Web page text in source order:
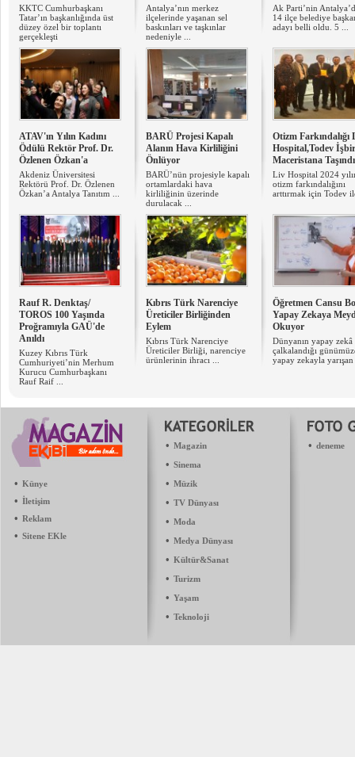
KKTC Cumhurbaşkanı
Tatar’ın başkanlığında üst
düzey özel bir toplantı
gerçekleşti
Antalya’nın merkez
ilçelerinde yaşanan sel
baskınları ve taşkınlar
nedeniyle ...
Ak Parti’nin
14 ilçe belediye
adayı belli oldu. 5 ...
ATAV'ın Yılın Kadını
Ödülü Rektör Prof. Dr.
Özlenen Özkan'a
Akdeniz Üniversitesi
Rektörü Prof. Dr. Özlenen
Özkan’a Antalya Tanıtım ...
BARÜ Projesi Kapalı
Alanın Hava Kirliliğini
Önlüyor
BARÜ’nün projesiyle kapalı
ortamlardaki hava
kirliliğinin üzerinde
durulacak ...
Otizm Farkındalığı
Hospital,Todev
Maceristana Taşındı
Liv Hospital 2024
otizm farkındalığını
arttırmak için Todev
Rauf R. Denktaş/
TOROS 100 Yaşında
Proğramıyla GAÜ'de
Anıldı
Kuzey Kıbrıs Türk
Cumhuriyeti’nin Merhum
Kurucu Cumhurbaşkanı
Rauf Raif ...
Kıbrıs Türk Narenciye
Üreticiler Birliğinden
Eylem
Kıbrıs Türk Narenciye
Üreticiler Birliği, narenciye
ürünlerinin ihracı ...
Öğretmen Cansu
Yapay Zekaya
Okuyor
Dünyanın yapay zekâ
çalkalandığı
yapay zekayla
• Künye
• İletişim
• Reklam
• Sitene EKle
• Magazin
• Sinema
• Müzik
• TV Dünyası
• Moda
• Medya Dünyası
• Kültür&Sanat
• Turizm
• Yaşam
• Teknoloji
• deneme